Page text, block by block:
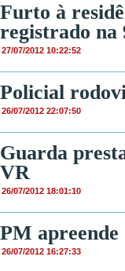
Furto à
registrado na
27/07/2012 10:22:52
Policial
26/07/2012 22:07:50
Guarda
VR
26/07/2012 18:01:10
PM apreende
26/07/2012 16:27:33